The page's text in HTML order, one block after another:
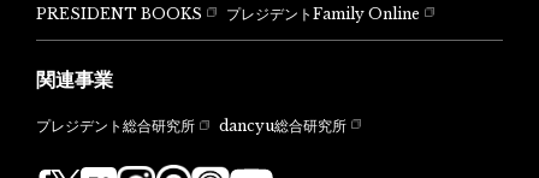
PRESIDENT BOOKS
プレジデントFamily Online
関連事業
プレジデント総合研究所 dancyu総合研究所